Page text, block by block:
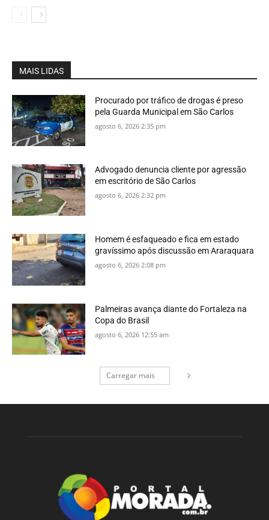
MAIS LIDAS
Procurado por tráfico de drogas é preso
pela Guarda Municipal em São Carlos
agosto 6, 2026 2:35 pm
Advogado denuncia cliente por agressão
em escritório de São Carlos
agosto 6, 2026 2:32 pm
Homem é esfaqueado e fica em estado
gravíssimo após discussão em Araraquara
agosto 6, 2026 2:08 pm
Palmeiras avança diante do Fortaleza na
Copa do Brasil
agosto 6, 2026 12:55 am
Carregar mais